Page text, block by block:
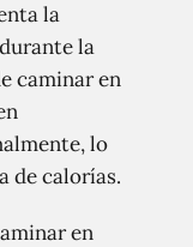
la
la
caminar en
lo
de calorías.
en